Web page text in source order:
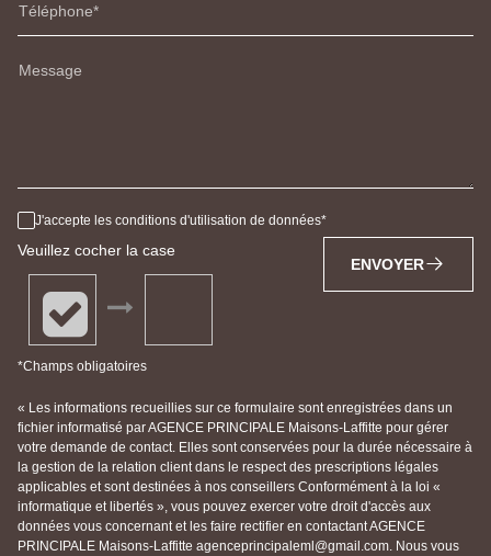
Téléphone
Message
J'accepte les conditions d'utilisation de données
Veuillez cocher la case
*Champs obligatoires
ENVOYER
« Les informations recueillies sur ce formulaire sont enregistrées dans un
fichier informatisé par AGENCE PRINCIPALE Maisons-Laffitte pour gérer
votre demande de contact. Elles sont conservées pour la durée nécessaire à
la gestion de la relation client dans le respect des prescriptions légales
applicables et sont destinées à nos conseillers Conformément à la loi «
informatique et libertés », vous pouvez exercer votre droit d'accès aux
données vous concernant et les faire rectifier en contactant AGENCE
PRINCIPALE Maisons-Laffitte agenceprincipaleml@gmail.com. Nous vous